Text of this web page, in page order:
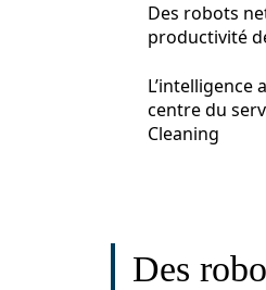
Des robots
productivité
centre du
Cleaning
Des